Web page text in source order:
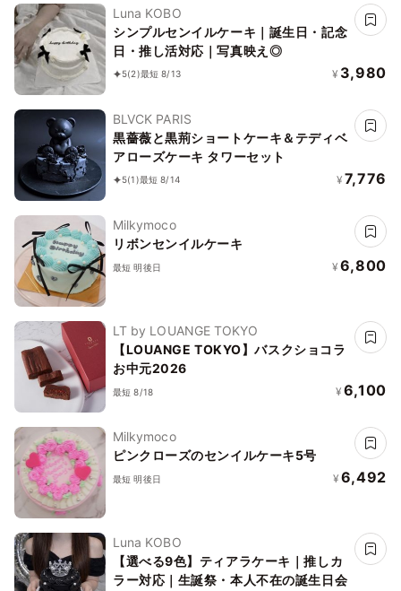
Luna KOBO
シンプルセンイルケーキ｜誕生日・記念
日・推し活対応｜写真映え◎
5(2)最短 8/13 ¥ 3,980
BLVCK PARIS
黒薔薇と黒荊ショートケーキ＆テディベ
アローズケーキ タワーセット
5(1)最短 8/14 ¥ 7,776
Milkymoco
リボンセンイルケーキ
最短 明後日 ¥ 6,800
LT by LOUANGE TOKYO
【LOUANGE TOKYO】バスクショコラ
お中元2026
最短 8/18 ¥ 6,100
Milkymoco
ピンクローズのセンイルケーキ5号
最短 明後日 ¥ 6,492
Luna KOBO
【選べる9色】ティアラケーキ｜推しカ
ラー対応｜生誕祭・本人不在の誕生日会